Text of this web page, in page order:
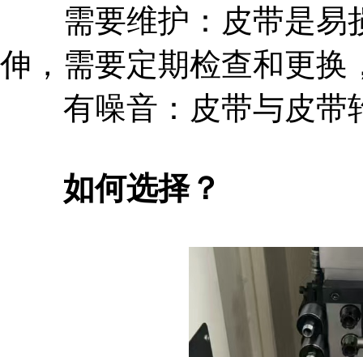
需要维护：皮带是易
伸，需要定期检查和更换
有噪音：皮带与皮带
如何选择？